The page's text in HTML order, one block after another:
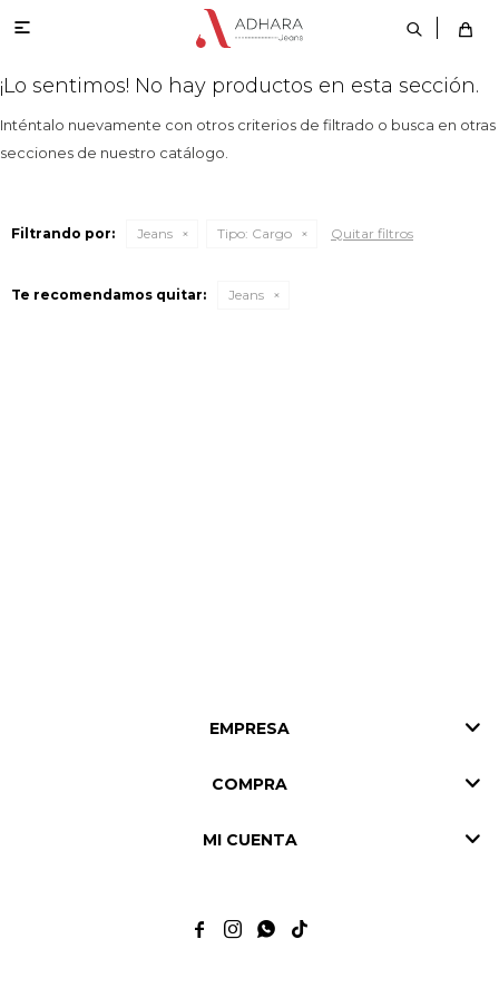

¡Lo sentimos! No hay productos en esta sección.
Inténtalo nuevamente con otros criterios de filtrado o busca en otras
secciones de nuestro catálogo.
Filtrando por: Jeans Tipo: Cargo Quitar filtros
Te recomendamos quitar: Jeans
EMPRESA
COMPRA
MI CUENTA
   